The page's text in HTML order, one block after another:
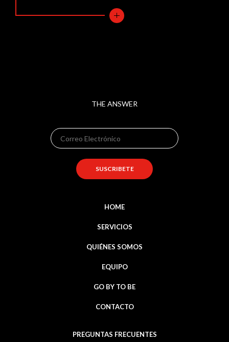
THE ANSWER
HOME
SERVICIOS
QUIÉNES SOMOS
EQUIPO
GO BY TO BE
CONTACTO
PREGUNTAS FRECUENTES